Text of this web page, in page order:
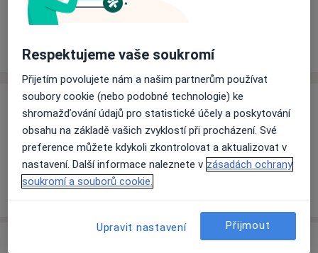
Ceník Adresy Názory pacientů
Ceník
Informace o službách a cenách nejsou k dispozici
Tento specialista ještě nepřidával žádné informace o
svých službách.
Respektujeme vaše soukromí
Přijetím povolujete nám a našim partnerům používat
soubory cookie (nebo podobné technologie) ke
shromažďování údajů pro statistické účely a poskytování
obsahu na základě vašich zvyklostí při procházení. Své
preference můžete kdykoli zkontrolovat a aktualizovat v
nastavení. Další informace naleznete v zásadách ochrany
soukromí a souborů cookie.
Upravit nastavení Přijmout